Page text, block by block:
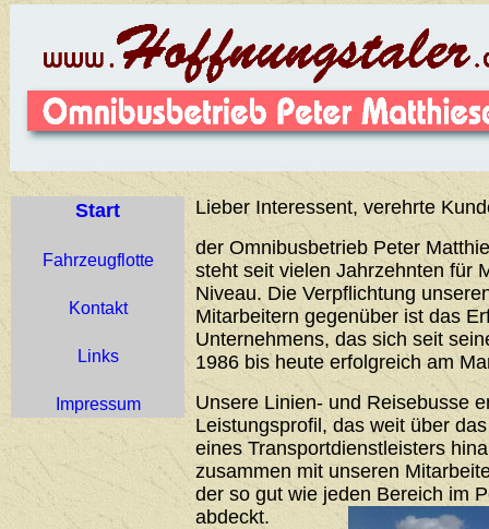
Start
Fahrzeugflotte
Kontakt
Links
Impressum
Lieber Interessent, verehrte
der Omnibusbetrieb Peter
steht seit vielen Jahrzehnten für
Niveau. Die Verpflichtung
Mitarbeitern gegenüber ist das
Unternehmens, das sich seit
1986 bis heute erfolgreich am
Unsere Linien- und Reisebusse
Leistungsprofil, das weit über
eines Transportdienstleisters
zusammen mit unseren
der so gut wie jeden Bereich im
abdeckt.